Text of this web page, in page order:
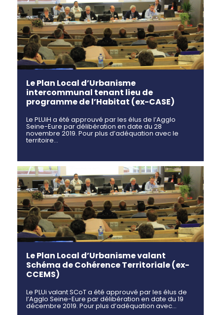
Le Plan Local d’Urbanisme
intercommunal tenant lieu de
programme de l’Habitat (ex-CASE)
Le PLUiH a été approuvé par les élus de l’Agglo
Seine-Eure par délibération en date du 28
novembre 2019. Pour plus d’adéquation avec le
territoire…
Le Plan Local d’Urbanisme valant
Schéma de Cohérence Territoriale (ex-
CCEMS)
Le PLUi valant SCoT a été approuvé par les élus de
l’Agglo Seine-Eure par délibération en date du 19
décembre 2019. Pour plus d’adéquation avec…